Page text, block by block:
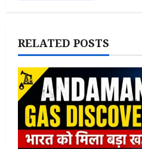
RELATED POSTS